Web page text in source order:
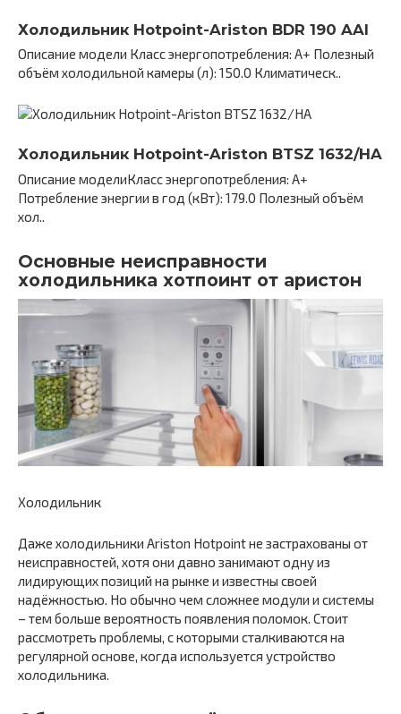
Холодильник Hotpoint-Ariston BDR 190 AAI
Описание модели Класс энергопотребления: A+ Полезный
объём холодильной камеры (л): 150.0 Климатическ..
Холодильник Hotpoint-Ariston BTSZ 1632/HA
Описание моделиКласс энергопотребления: A+
Потребление энергии в год (кВт): 179.0 Полезный объём
хол..
Основные неисправности
холодильника хотпоинт от аристон
Холодильник
Даже холодильники Ariston Hotpoint не застрахованы от
неисправностей, хотя они давно занимают одну из
лидирующих позиций на рынке и известны своей
надёжностью. Но обычно чем сложнее модули и системы
– тем больше вероятность появления поломок. Стоит
рассмотреть проблемы, с которыми сталкиваются на
регулярной основе, когда используется устройство
холодильника.